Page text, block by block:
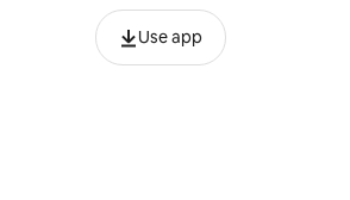
Use app